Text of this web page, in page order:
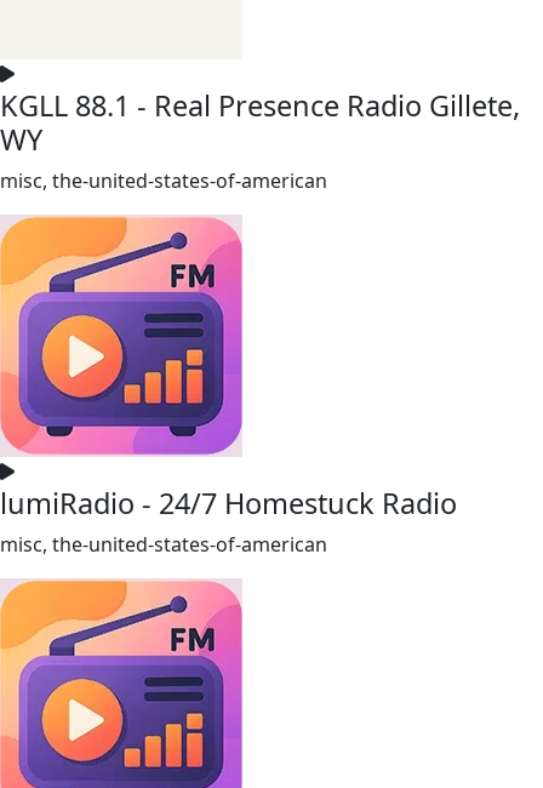
KGLL 88.1 - Real Presence Radio Gillete,
WY
misc, the-united-states-of-american
lumiRadio - 24/7 Homestuck Radio
misc, the-united-states-of-american